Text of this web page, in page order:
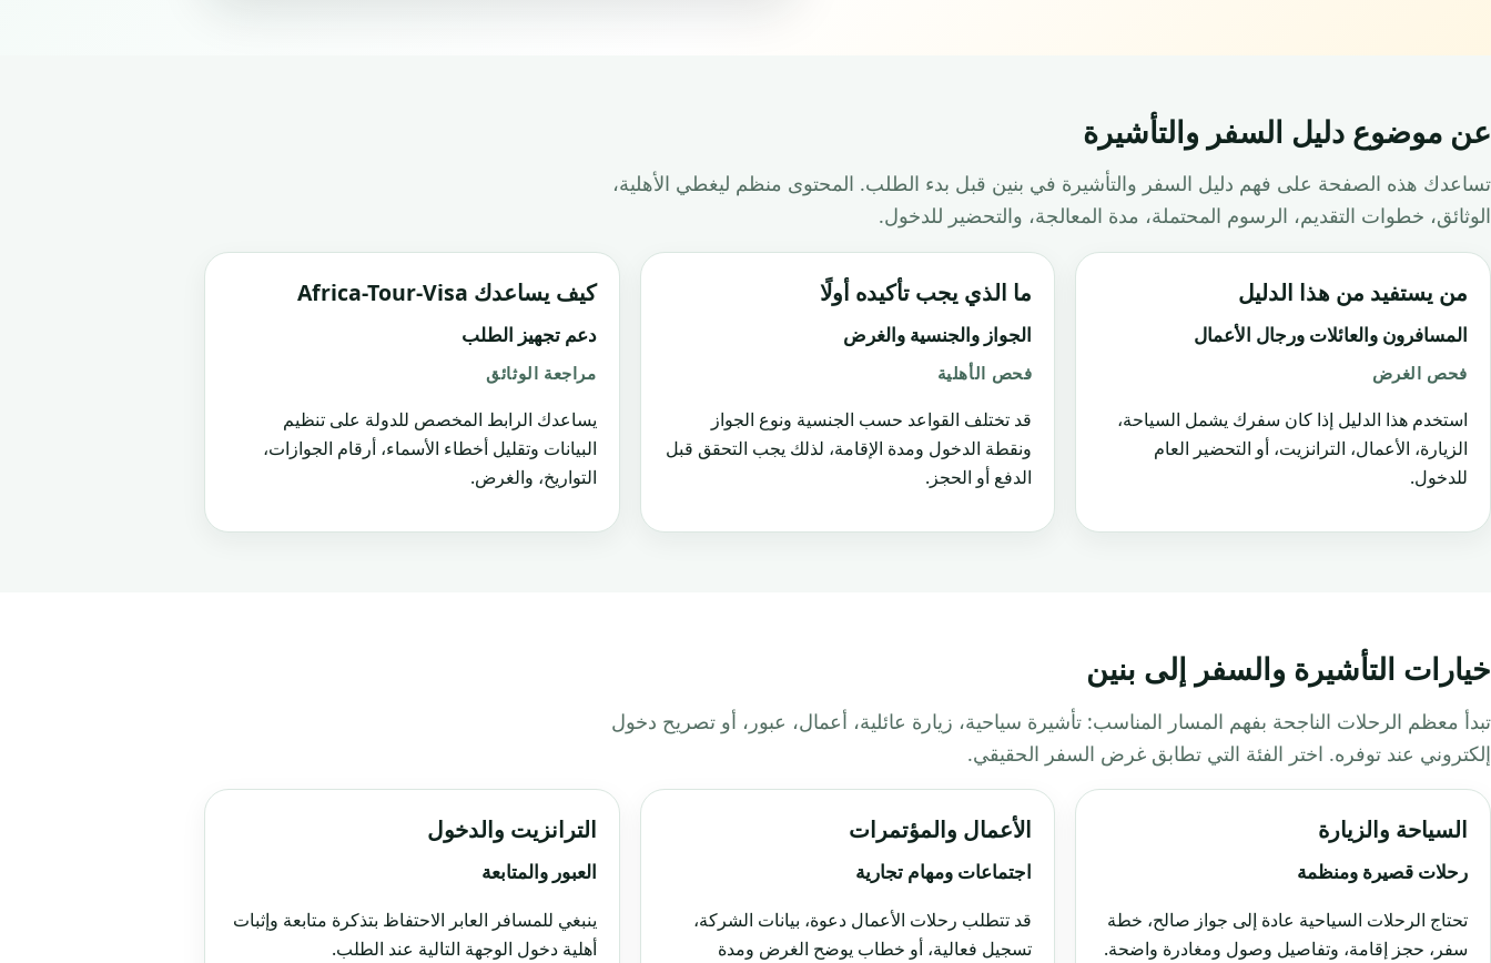
عن موضوع دليل السفر والتأشيرة
تساعدك هذه الصفحة على فهم دليل السفر والتأشيرة في بنين قبل بدء الطلب. المحتوى منظم ليغطي الأهلية،
الوثائق، خطوات التقديم، الرسوم المحتملة، مدة المعالجة، والتحضير للدخول.
من يستفيد من هذا الدليل
المسافرون والعائلات ورجال الأعمال
فحص الغرض
استخدم هذا الدليل إذا كان سفرك يشمل السياحة،
الزيارة، الأعمال، الترانزيت، أو التحضير العام
للدخول.
ما الذي يجب تأكيده أولًا
الجواز والجنسية والغرض
فحص الأهلية
قد تختلف القواعد حسب الجنسية ونوع الجواز
ونقطة الدخول ومدة الإقامة، لذلك يجب التحقق قبل
الدفع أو الحجز.
كيف يساعدك Africa-Tour-Visa
دعم تجهيز الطلب
مراجعة الوثائق
يساعدك الرابط المخصص للدولة على تنظيم
البيانات وتقليل أخطاء الأسماء، أرقام الجوازات،
التواريخ، والغرض.
خيارات التأشيرة والسفر إلى بنين
تبدأ معظم الرحلات الناجحة بفهم المسار المناسب: تأشيرة سياحية، زيارة عائلية، أعمال، عبور، أو تصريح دخول
إلكتروني عند توفره. اختر الفئة التي تطابق غرض السفر الحقيقي.
السياحة والزيارة
رحلات قصيرة ومنظمة
تحتاج الرحلات السياحية عادة إلى جواز صالح، خطة
سفر، حجز إقامة، وتفاصيل وصول ومغادرة واضحة.
الأعمال والمؤتمرات
اجتماعات ومهام تجارية
قد تتطلب رحلات الأعمال دعوة، بيانات الشركة،
تسجيل فعالية، أو خطاب يوضح الغرض ومدة
الترانزيت والدخول
العبور والمتابعة
ينبغي للمسافر العابر الاحتفاظ بتذكرة متابعة وإثبات
أهلية دخول الوجهة التالية عند الطلب.